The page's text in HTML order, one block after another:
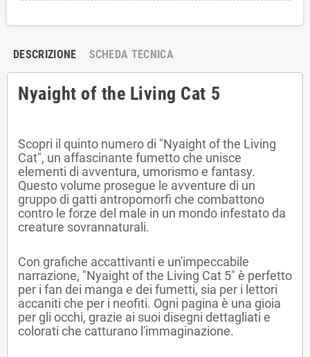
DESCRIZIONE SCHEDA TECNICA
Nyaight of the Living Cat 5
Scopri il quinto numero di "Nyaight of the Living
Cat", un affascinante fumetto che unisce
elementi di avventura, umorismo e fantasy.
Questo volume prosegue le avventure di un
gruppo di gatti antropomorfi che combattono
contro le forze del male in un mondo infestato da
creature sovrannaturali.
Con grafiche accattivanti e un'impeccabile
narrazione, "Nyaight of the Living Cat 5" è perfetto
per i fan dei manga e dei fumetti, sia per i lettori
accaniti che per i neofiti. Ogni pagina è una gioia
per gli occhi, grazie ai suoi disegni dettagliati e
colorati che catturano l'immaginazione.